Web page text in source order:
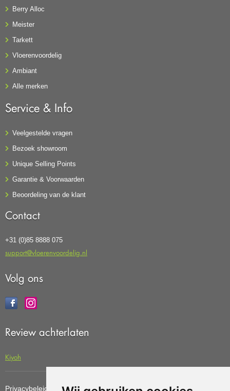
Berry Alloc
Meister
Tarkett
Vloerenvoordelig
Ambiant
Alle merken
Service & Info
Veelgestelde vragen
Bezoek showroom
Unique Selling Points
Garantie & Voorwaarden
Beoordeling van de klant
Contact
+31 (0)85 8888 075
support@vloerenvoordelig.nl
Volg ons
Review achterlaten
Kiyoh
Privacybeleid Cookiebeleid Update cookies preferences